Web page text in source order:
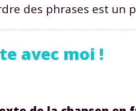
des phrases est un
avec moi !